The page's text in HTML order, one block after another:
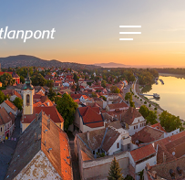
Navigáció
kinyitása